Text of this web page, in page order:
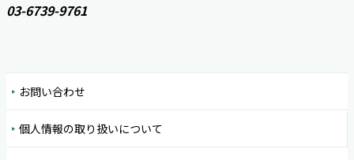
03-6739-9761
お問い合わせ
個人情報の取り扱いについて